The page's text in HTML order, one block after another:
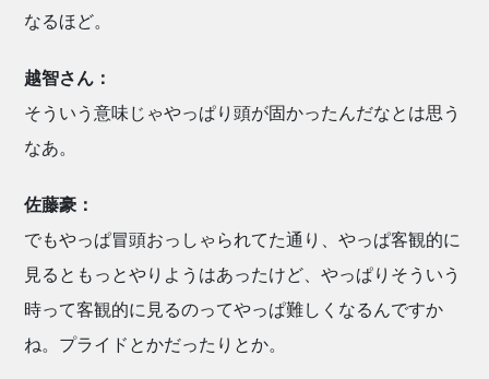
なるほど。
越智さん：
そういう意味じゃやっぱり頭が固かったんだなとは思う
なあ。
佐藤豪：
でもやっぱ冒頭おっしゃられてた通り、やっぱ客観的に
見るともっとやりようはあったけど、やっぱりそういう
時って客観的に見るのってやっぱ難しくなるんですか
ね。プライドとかだったりとか。